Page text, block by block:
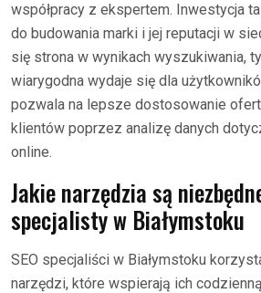
współpracy z ekspertem. Inwestycja
do budowania marki i jej reputacji w
się strona w wynikach wyszukiwania,
wiarygodna wydaje się dla
pozwala na lepsze dostosowanie
klientów poprzez analizę danych
online.
Jakie narzędzia są
specjalisty w Białymstoku
SEO specjaliści w Białymstoku
narzędzi, które wspierają ich